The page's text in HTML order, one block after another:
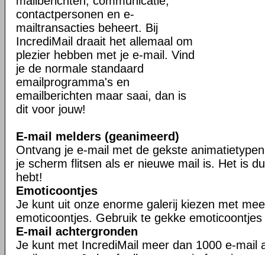
contactpersonen en e-
mailtransacties beheert. Bij
IncrediMail draait het allemaal om
plezier hebben met je e-mail. Vind
je de normale standaard
emailprogramma's en
emailberichten maar saai, dan is
dit voor jouw!
E-mail melders (geanimeerd)
Ontvang je e-mail met de gekste
je scherm flitsen als er nieuwe mail is. Het is
hebt!
Emoticoontjes
Je kunt uit onze enorme galerij kiezen met
emoticoontjes. Gebruik te gekke
E-mail achtergronden
Je kunt met IncrediMail meer dan 1000 e-mail